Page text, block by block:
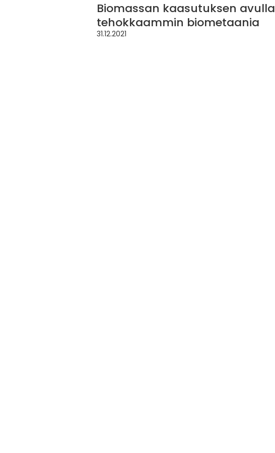
Biomassan kaasutuksen avulla
tehokkaammin biometaania
31.12.2021